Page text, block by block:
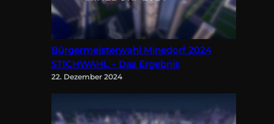
Bürgermeisterwahl Minedorf 2024
STICHWAHL – Das Ergebnis
22. Dezember 2024